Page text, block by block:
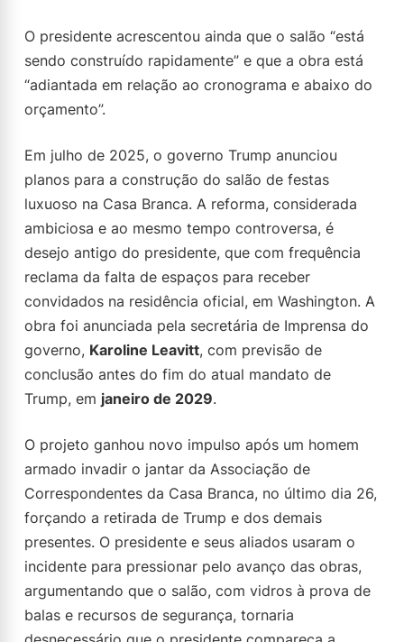
O presidente acrescentou ainda que o salão “está
sendo construído rapidamente” e que a obra está
“adiantada em relação ao cronograma e abaixo do
orçamento”.
Em julho de 2025, o governo Trump anunciou
planos para a construção do salão de festas
luxuoso na Casa Branca. A reforma, considerada
ambiciosa e ao mesmo tempo controversa, é
desejo antigo do presidente, que com frequência
reclama da falta de espaços para receber
convidados na residência oficial, em Washington. A
obra foi anunciada pela secretária de Imprensa do
governo, Karoline Leavitt, com previsão de
conclusão antes do fim do atual mandato de
Trump, em janeiro de 2029.
O projeto ganhou novo impulso após um homem
armado invadir o jantar da Associação de
Correspondentes da Casa Branca, no último dia 26,
forçando a retirada de Trump e dos demais
presentes. O presidente e seus aliados usaram o
incidente para pressionar pelo avanço das obras,
argumentando que o salão, com vidros à prova de
balas e recursos de segurança, tornaria